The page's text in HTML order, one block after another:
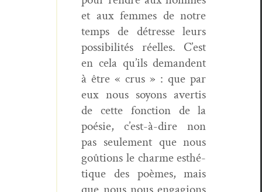
et aux femmes de notre
temps de détresse leurs
pos­si­bil­ités réelles. C’est
en cela qu’ils deman­dent
à être « crus » : que par
eux nous soyons aver­tis
de cette fonc­tion de la
poésie, c’est-à-dire non
pas seule­ment que nous
goû­tions le charme esthé­
tique des poèmes, mais